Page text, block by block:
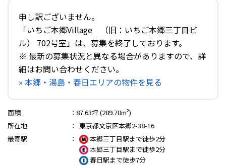
申し訳ございません。
「いちご本郷Village （旧：いちご本郷三丁目ビ
ル） 702号室」は、募集を終了しております。
※ 最新の募集状況と異なる場合がありますので、詳
細はお問い合わせください。
» 本郷・湯島・春日エリアの物件を見る
面積 ： 87.63坪 (289.70m²)
所在地
：
東京都文京区本郷2-38-16
最寄駅
：
本郷三丁目駅まで徒歩2分
本郷三丁目駅まで徒歩2分
春日駅まで徒歩7分